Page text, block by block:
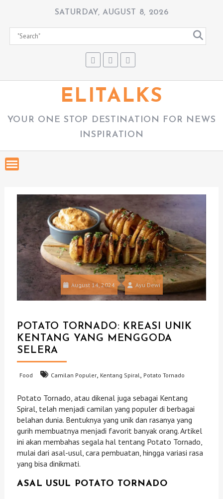
SATURDAY, AUGUST 8, 2026
ELITALKS
YOUR ONE STOP DESTINATION FOR NEWS
INSPIRATION
August 14, 2024 Ayu Dewi
POTATO TORNADO: KREASI UNIK
KENTANG YANG MENGGODA
SELERA
Food Camilan Populer, Kentang Spiral, Potato Tornado
Potato Tornado, atau dikenal juga sebagai Kentang
Spiral, telah menjadi camilan yang populer di berbagai
belahan dunia. Bentuknya yang unik dan rasanya yang
gurih membuatnya menjadi favorit banyak orang. Artikel
ini akan membahas segala hal tentang Potato Tornado,
mulai dari asal-usul, cara pembuatan, hingga variasi rasa
yang bisa dinikmati.
ASAL USUL POTATO TORNADO